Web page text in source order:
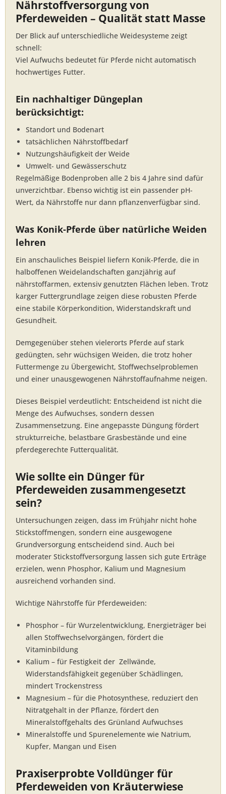
Nährstoffversorgung von
Pferdeweiden – Qualität statt Masse
Der Blick auf unterschiedliche Weidesysteme zeigt
schnell:
Viel Aufwuchs bedeutet für Pferde nicht automatisch
hochwertiges Futter.
Ein nachhaltiger Düngeplan
berücksichtigt:
Standort und Bodenart
tatsächlichen Nährstoffbedarf
Nutzungshäufigkeit der Weide
Umwelt- und Gewässerschutz
Regelmäßige Bodenproben alle 2 bis 4 Jahre sind dafür
unverzichtbar. Ebenso wichtig ist ein passender pH-
Wert, da Nährstoffe nur dann pflanzenverfügbar sind.
Was Konik-Pferde über natürliche Weiden
lehren
Ein anschauliches Beispiel liefern Konik-Pferde, die in
halboffenen Weidelandschaften ganzjährig auf
nährstoffarmen, extensiv genutzten Flächen leben. Trotz
karger Futtergrundlage zeigen diese robusten Pferde
eine stabile Körperkondition, Widerstandskraft und
Gesundheit.
Demgegenüber stehen vielerorts Pferde auf stark
gedüngten, sehr wüchsigen Weiden, die trotz hoher
Futtermenge zu Übergewicht, Stoffwechselproblemen
und einer unausgewogenen Nährstoffaufnahme neigen.
Dieses Beispiel verdeutlicht: Entscheidend ist nicht die
Menge des Aufwuchses, sondern dessen
Zusammensetzung. Eine angepasste Düngung fördert
strukturreiche, belastbare Grasbestände und eine
pferdegerechte Futterqualität.
Wie sollte ein Dünger für
Pferdeweiden zusammengesetzt
sein?
Untersuchungen zeigen, dass im Frühjahr nicht hohe
Stickstoffmengen, sondern eine ausgewogene
Grundversorgung entscheidend sind. Auch bei
moderater Stickstoffversorgung lassen sich gute Erträge
erzielen, wenn Phosphor, Kalium und Magnesium
ausreichend vorhanden sind.
Wichtige Nährstoffe für Pferdeweiden:
Phosphor – für Wurzelentwicklung, Energieträger bei
allen Stoffwechselvorgängen, fördert die
Vitaminbildung
Kalium – für Festigkeit der Zellwände,
Widerstandsfähigkeit gegenüber Schädlingen,
mindert Trockenstress
Magnesium – für die Photosynthese, reduziert den
Nitratgehalt in der Pflanze, fördert den
Mineralstoffgehalts des Grünland Aufwuchses
Mineralstoffe und Spurenelemente wie Natrium,
Kupfer, Mangan und Eisen
Praxiserprobte Volldünger für
Pferdeweiden von Kräuterwiese